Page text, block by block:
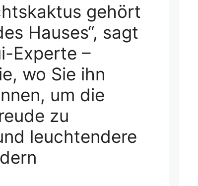
gehört
Hauses“, sagt
Experte –
wo Sie ihn
um die
zu
leuchtendere